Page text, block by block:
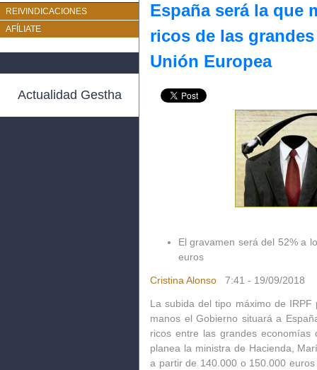
REIVINDICACIONES
AFÍLIATE
Actualidad Gestha
España será la que
ricos de las
Unión Europea
El gravamen será del 52% a
euros
Cristina Alonso 7:41 - 19/09/2018
La subida del tipo máximo de
manos el Gobierno situará a
ricos entre las grandes
planea la ministra de Hacienda,
a partir de 140.000 o 150.000